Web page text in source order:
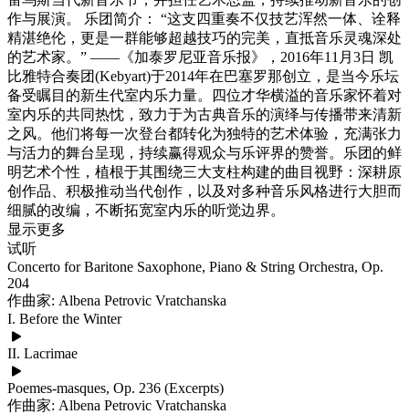
作与展演。 乐团简介： “这支四重奏不仅技艺浑然一体、诠释
精湛绝伦，更是一群能够超越技巧的完美，直抵音乐灵魂深处
的艺术家。” ——《加泰罗尼亚音乐报》，2016年11月3日 凯
比雅特合奏团(Kebyart)于2014年在巴塞罗那创立，是当今乐坛
备受瞩目的新生代室内乐力量。四位才华横溢的音乐家怀着对
室内乐的共同热忱，致力于为古典音乐的演绎与传播带来清新
之风。他们将每一次登台都转化为独特的艺术体验，充满张力
与活力的舞台呈现，持续赢得观众与乐评界的赞誉。乐团的鲜
明艺术个性，植根于其围绕三大支柱构建的曲目视野：深耕原
创作品、积极推动当代创作，以及对多种音乐风格进行大胆而
细腻的改编，不断拓宽室内乐的听觉边界。
显示更多
试听
Concerto for Baritone Saxophone, Piano & String Orchestra, Op.
204
作曲家: Albena Petrovic Vratchanska
I. Before the Winter
II. Lacrimae
Poemes-masques, Op. 236 (Excerpts)
作曲家: Albena Petrovic Vratchanska